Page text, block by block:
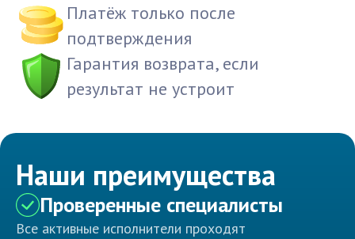
Платёж только после
подтверждения
Гарантия возврата, если
результат не устроит
Наши преимущества
Проверенные специалисты
Все активные исполнители проходят